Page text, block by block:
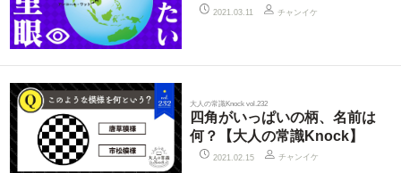
2021.03.11 チャンイケ
大人の常識Knock vol.232
四角がいっぱいの柄、名前は
何？【大人の常識Knock】
2021.02.15 チャンイケ